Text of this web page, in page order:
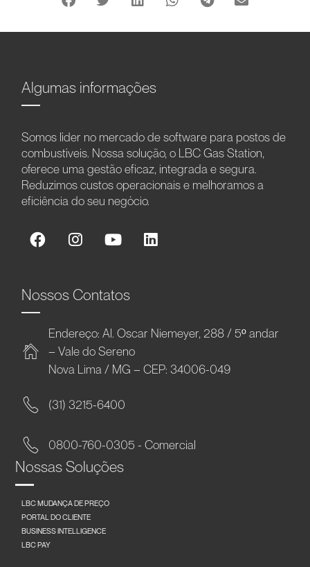
Algumas informações
Somos líder no mercado de software para postos de
combustíveis. Nossa solução, o LBC Gas Station,
oferece uma gestão eficaz, integrada e segura.
Reduzimos custos operacionais e melhoramos a
eficiência do seu negócio.
Nossos Contatos
Endereço: Al. Oscar Niemeyer, 288 / 5º andar
– Vale do Sereno
Nova Lima / MG – CEP: 34006-049
(31) 3215-6400
0800-760-0305 - Comercial
Nossas Soluções
LBC MUDANÇA DE PREÇO
PORTAL DO CLIENTE
BUSINESS INTELLIGENCE
LBC PAY